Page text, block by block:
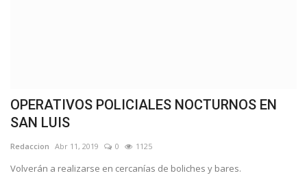
OPERATIVOS POLICIALES NOCTURNOS EN
SAN LUIS
Redaccion Abr 11, 2019 0 1125
Volverán a realizarse en cercanías de boliches y bares.